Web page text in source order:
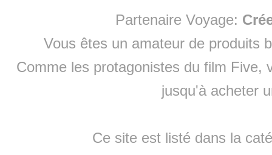
Partenaire Voyage:
Vous êtes un amateur de produits
Comme les protagonistes du film Five,
jusqu'à acheter
Ce site est listé dans la